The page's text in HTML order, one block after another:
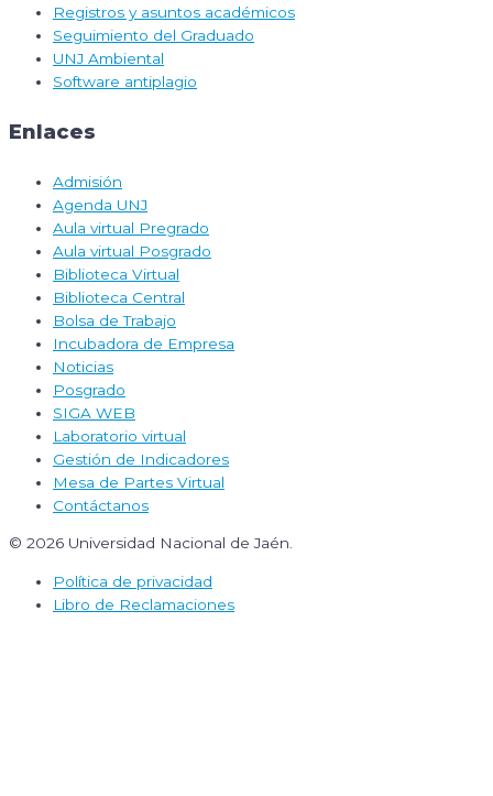
Registros y asuntos académicos
Seguimiento del Graduado
UNJ Ambiental
Software antiplagio
Enlaces
Admisión
Agenda UNJ
Aula virtual Pregrado
Aula virtual Posgrado
Biblioteca Virtual
Biblioteca Central
Bolsa de Trabajo
Incubadora de Empresa
Noticias
Posgrado
SIGA WEB
Laboratorio virtual
Gestión de Indicadores
Mesa de Partes Virtual
Contáctanos
© 2026 Universidad Nacional de Jaén.
Política de privacidad
Libro de Reclamaciones